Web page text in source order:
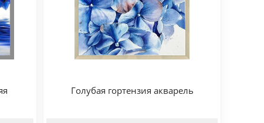
Голубая гортензия акварель